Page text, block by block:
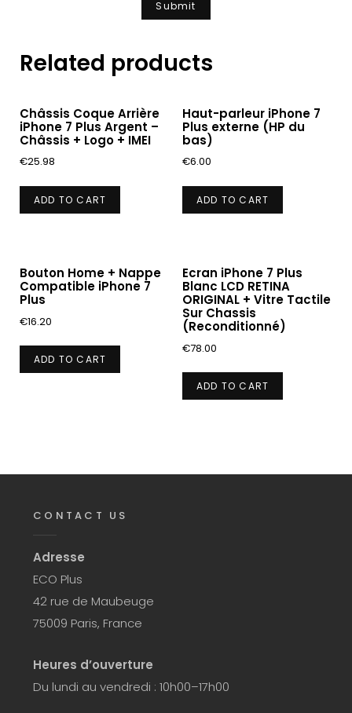
Related products
Châssis Coque Arrière
iPhone 7 Plus Argent –
Châssis + Logo + IMEI
€25.98
ADD TO CART
Haut-parleur iPhone 7
Plus externe (HP du
bas)
€6.00
ADD TO CART
Bouton Home + Nappe
Compatible iPhone 7
Plus
€16.20
ADD TO CART
Ecran iPhone 7 Plus
Blanc LCD RETINA
ORIGINAL + Vitre Tactile
Sur Chassis
(Reconditionné)
€78.00
ADD TO CART
CONTACT US
Adresse
ECO Plus
42 rue de Maubeuge
75009 Paris, France
Heures d’ouverture
Du lundi au vendredi : 10h00–17h00